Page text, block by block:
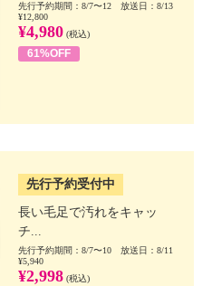
先行予約期間：8/7〜12 放送日：8/13
¥12,800
¥4,980 (税込)
61%OFF
先行予約受付中
長い毛足で汚れをキャッ
チ...
先行予約期間：8/7〜10 放送日：8/11
¥5,940
¥2,998 (税込)